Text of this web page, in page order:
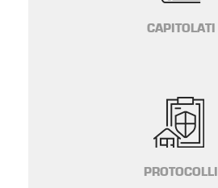
CAPITOLATI
PROTOCOLLI